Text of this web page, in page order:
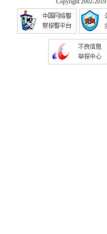
Copyright 2002-2019